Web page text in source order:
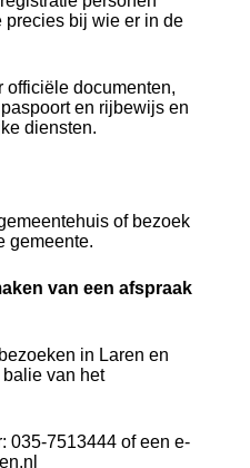
precies bij wie er in de
officiële documenten,
en rijbewijs en
diensten.
of bezoek
gemeente.
van een afspraak
in Laren en
van het
035-7513444 of een e-